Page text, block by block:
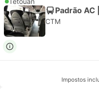
Padrão AC
CTM
Impostos